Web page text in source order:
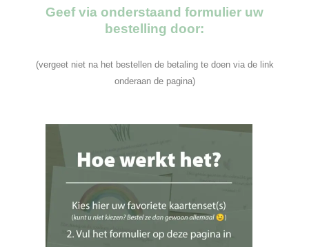
Geef via onderstaand formulier uw
bestelling door:
(vergeet niet na het bestellen de betaling te doen via de link
onderaan de pagina)